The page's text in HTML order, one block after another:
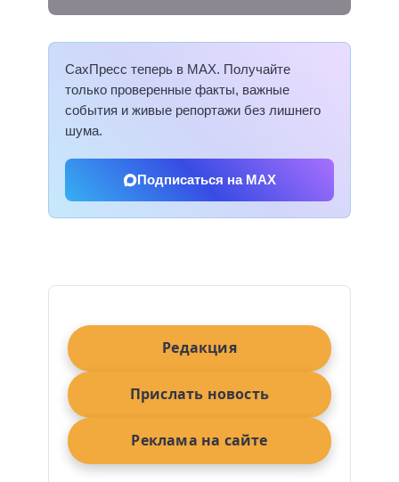
СахПресс теперь в MAX. Получайте
только проверенные факты, важные
события и живые репортажи без лишнего
шума.
Подписаться на MAX
Редакция
Прислать новость
Реклама на сайте